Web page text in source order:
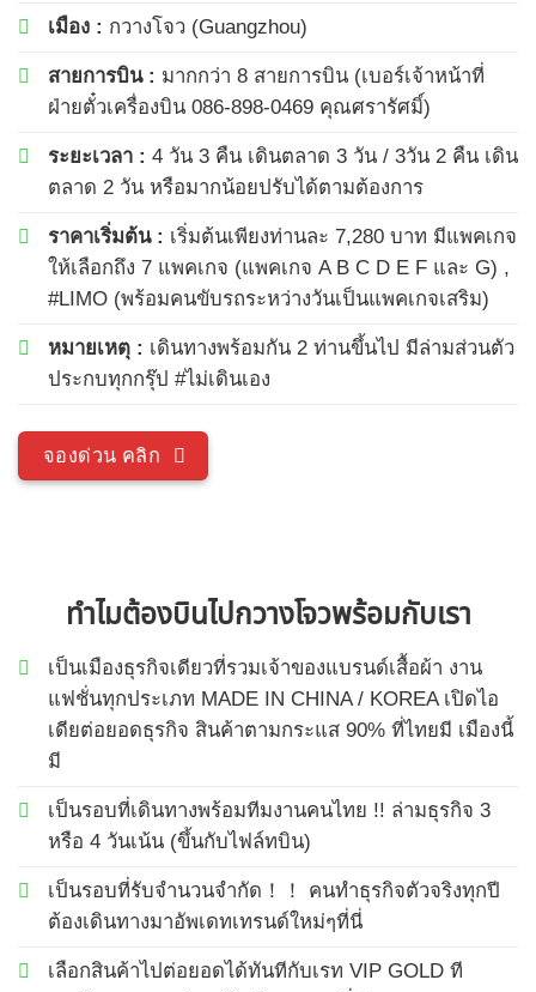
เมือง : กวางโจว (Guangzhou)
สายการบิน : มากกว่า 8 สายการบิน (เบอร์เจ้าหน้าที่
ฝ่ายตั๋วเครื่องบิน 086-898-0469 คุณศรารัศมิ์)
ระยะเวลา : 4 วัน 3 คืน เดินตลาด 3 วัน / 3วัน 2 คืน เดิน
ตลาด 2 วัน หรือมากน้อยปรับได้ตามต้องการ
ราคาเริ่มต้น : เริ่มต้นเพียงท่านละ 7,280 บาท มีแพคเกจ
ให้เลือกถึง 7 แพคเกจ (แพคเกจ A B C D E F และ G) ,
#LIMO (พร้อมคนขับรถระหว่างวันเป็นแพคเกจเสริม)
หมายเหตุ : เดินทางพร้อมกัน 2 ท่านขึ้นไป มีล่ามส่วนตัว
ประกบทุกกรุ๊ป #ไม่เดินเอง
จองด่วน คลิก
ทำไมต้องบินไปกวางโจวพร้อมกับเรา
เป็นเมืองธุรกิจเดียวที่รวมเจ้าของแบรนด์เสื้อผ้า งาน
แฟชั่นทุกประเภท MADE IN CHINA / KOREA เปิดไอ
เดียต่อยอดธุรกิจ สินค้าตามกระแส 90% ที่ไทยมี เมืองนี้
มี
เป็นรอบที่เดินทางพร้อมทีมงานคนไทย !! ล่ามธุรกิจ 3
หรือ 4 วันเน้น (ขึ้นกับไฟล์ทบิน)
เป็นรอบที่รับจำนวนจำกัด！！ คนทำธุรกิจตัวจริงทุกปี
ต้องเดินทางมาอัพเดทเทรนด์ใหม่ๆที่นี่
เลือกสินค้าไปต่อยอดได้ทันทีกับเรท VIP GOLD ที